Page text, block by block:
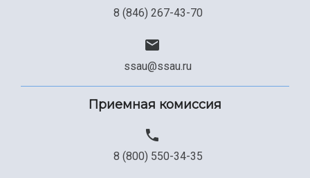
8 (846) 267-43-70
ssau@ssau.ru
Приемная комиссия
8 (800) 550-34-35